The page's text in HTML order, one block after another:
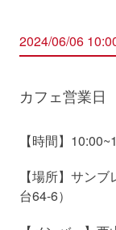
2024/06/06
カフェ営業日
【時間】
【場所】サン
台64-6）